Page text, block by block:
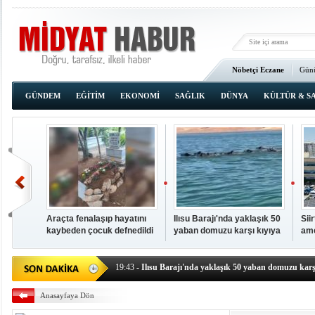
Nöbetçi Eczane
Ana Sayfa
GÜNDEM
EĞİTİM EKONOMİ SAĞLIK DÜNYA KÜLTÜR &
Araçta fenalaşıp hayatını
kaybeden çocuk defnedildi
Ilısu Barajı'nda yaklaşık 50
yaban domuzu karşı kıyıya
- OKUMAK İÇİN TIKLAYIN
19:43 - Ilısu Barajı'nda yaklaşık 50 yaban domuzu
19:42- Hacıoğlu: UMKE ekipleri bilgi, cesaret ve
19:08- HÜDA PAR Şırnak il başkanı Yalçın:
Anasayfaya Dön